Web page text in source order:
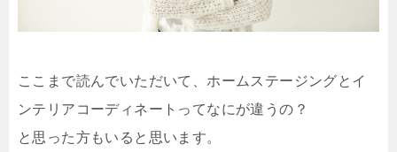
ここまで読んでいただいて、ホームステージングとイ
ンテリアコーディネートってなにが違うの？
と思った方もいると思います。